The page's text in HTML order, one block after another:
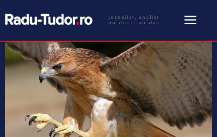
jurnalist, analist
politic si militar